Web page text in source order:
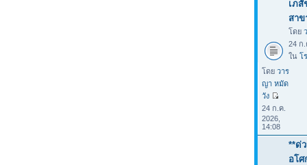
เภสั
สาข
โดย
24 ก.
ใน โ
โดย วาร
ญา หมัด
วัง
24 ก.ค.
2026,
14:08
**ด่
อโ